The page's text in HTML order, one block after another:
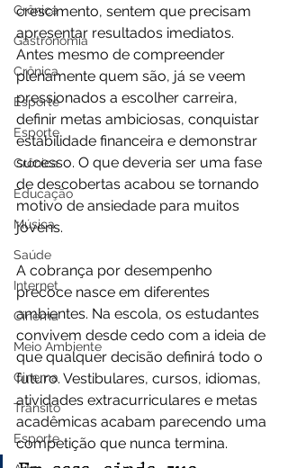
Crônica
Gastronomia
Crônica
Esporte
Esporte
Crônica
Educação
Música
Saúde
Internet
Cinema
Meio Ambiente
Cinema
Trânsito
Esporte
crescimento, sentem que precisam
apresentar resultados imediatos.
Antes mesmo de compreender
plenamente quem são, já se veem
pressionados a escolher carreira,
definir metas ambiciosas, conquistar
estabilidade financeira e demonstrar
sucesso. O que deveria ser uma fase
de descobertas acabou se tornando
motivo de ansiedade para muitos
jovens.
A cobrança por desempenho
precoce nasce em diferentes
ambientes. Na escola, os estudantes
convivem desde cedo com a ideia de
que qualquer decisão definirá todo o
futuro. Vestibulares, cursos, idiomas,
atividades extracurriculares e metas
acadêmicas acabam parecendo uma
competição que nunca termina.